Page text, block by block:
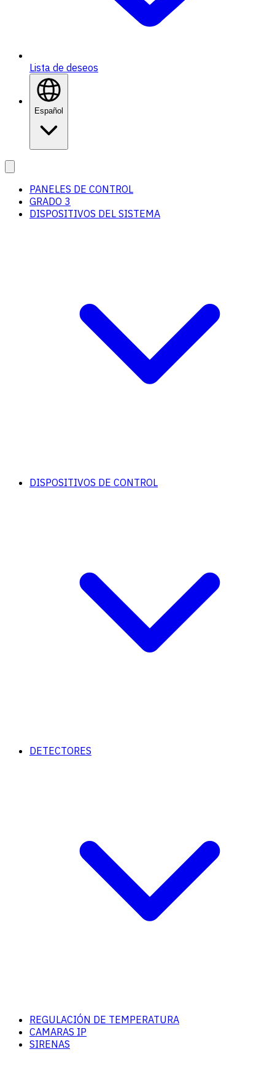
Lista de deseos
Español
PANELES DE CONTROL
GRADO 3
DISPOSITIVOS DEL SISTEMA
DISPOSITIVOS DE CONTROL
DETECTORES
REGULACIÓN DE TEMPERATURA
CAMARAS IP
SIRENAS